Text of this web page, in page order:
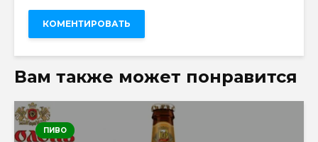
Вам также может понравится
ПИВО